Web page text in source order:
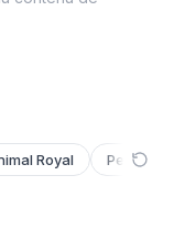
Royal